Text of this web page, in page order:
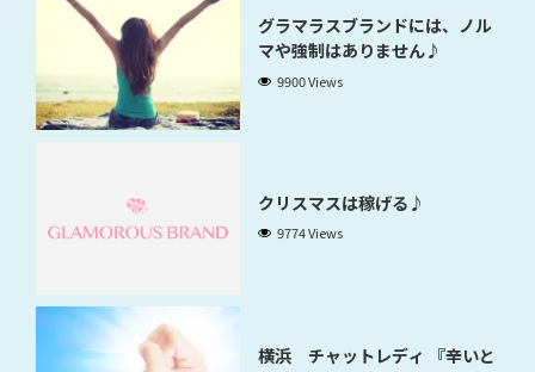
グラマラスブランドには、ノル
マや強制はありません♪
9900 Views
クリスマスは稼げる♪
9774 Views
横浜 チャットレディ 『辛いと